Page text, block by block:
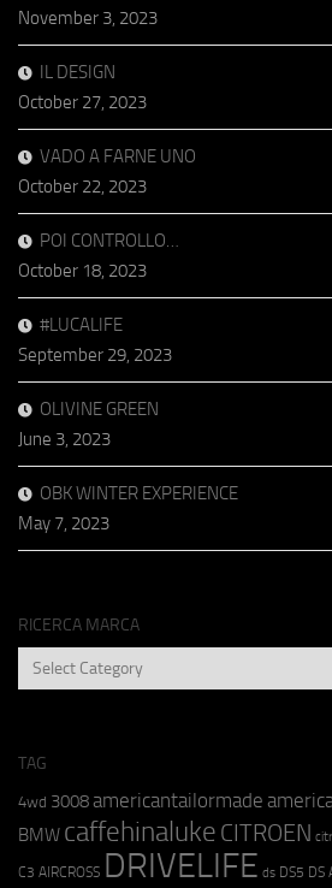
November 3, 2023
IL DESIGN
October 27, 2023
VADO A FARNE UNO
October 22, 2023
POI CONTROLLO…
October 18, 2023
#LUCALIFE
September 29, 2023
OLIVINE GREEN
June 3, 2023
OBK WINTER EXPERIENCE
May 7, 2023
RICERCA MARCA
RICERCA
MARCA
TAG
4wd 3008americantailormade
BMW caffehinaluke CITROEN
C3 AIRCROSS DRIVELIFE ds DS5 DS